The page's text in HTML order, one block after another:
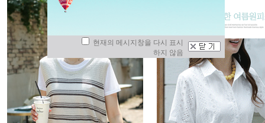
현재의 메시지창을 다시 표시
하지 않음